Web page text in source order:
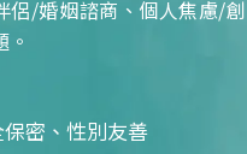
侶/婚姻諮商、個人焦慮/創
密、性別友善